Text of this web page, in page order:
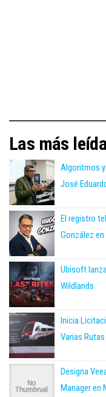
Las más
Algoritmos
José
El registro
González en
Ubisoft
Wildlands
Inicia
Varias Rutas
Designa
Manager en